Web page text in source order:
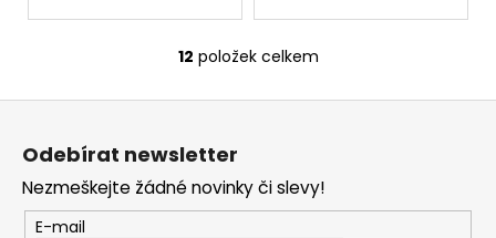
O
v
a
c
12 položek celkem
Odebírat newsletter
Nezmeškejte žádné novinky či slevy!
E-mail